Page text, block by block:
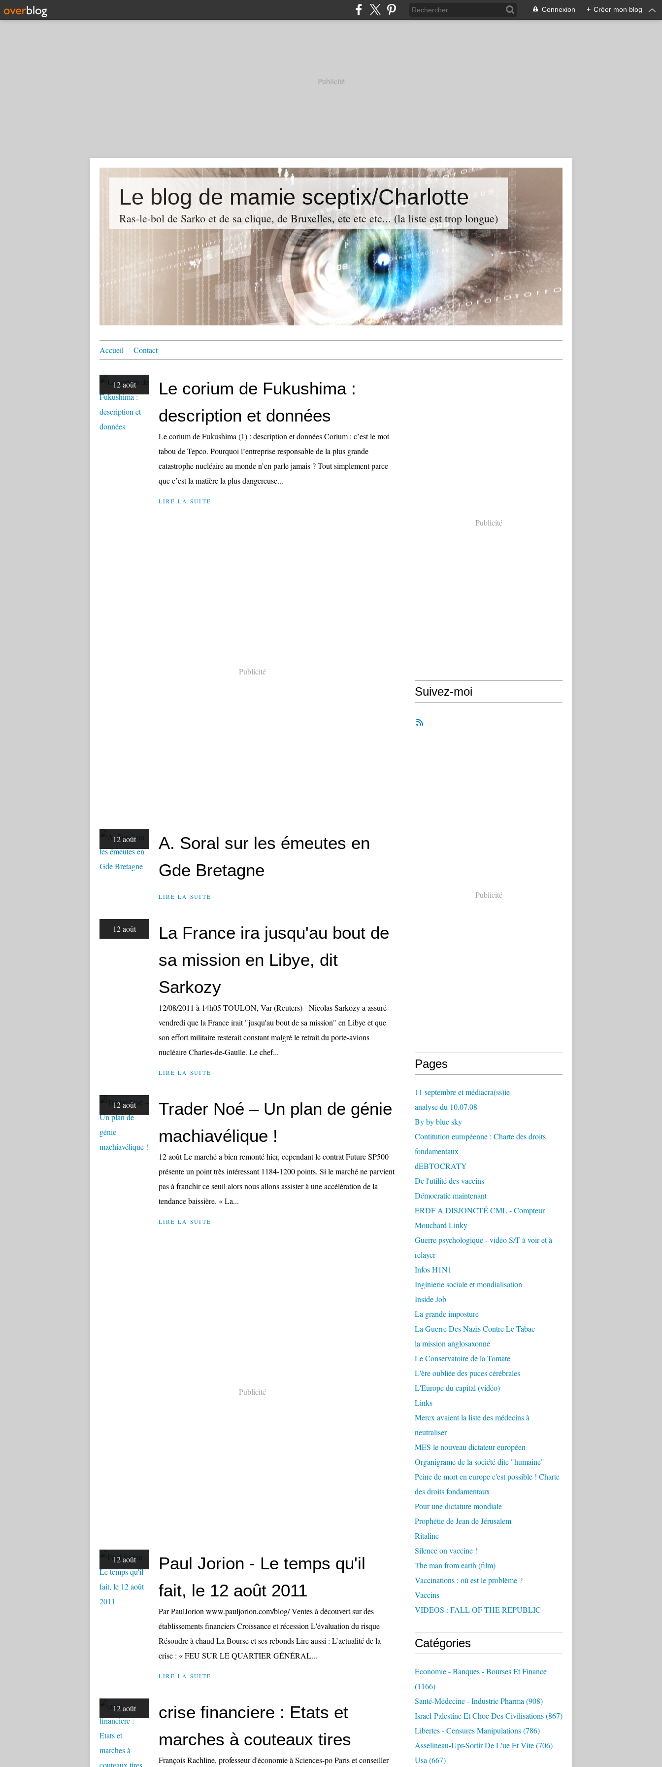
Connexion + Créer mon blog
Publicité
Le blog de mamie sceptix/Charlotte
Ras-le-bol de Sarko et de sa clique, de Bruxelles, etc etc etc... (la liste est trop longue)
Accueil Contact
12 août
Le corium de Fukushima :
description et données
Le corium de Fukushima (1) : description et données Corium : c’est le mot
tabou de Tepco. Pourquoi l’entreprise responsable de la plus grande
catastrophe nucléaire au monde n’en parle jamais ? Tout simplement parce
que c’est la matière la plus dangereuse...
LIRE LA SUITE
Publicité
12 août
A. Soral sur les émeutes en
Gde Bretagne
LIRE LA SUITE
12 août
La France ira jusqu'au bout de
sa mission en Libye, dit
Sarkozy
12/08/2011 à 14h05 TOULON, Var (Reuters) - Nicolas Sarkozy a assuré
vendredi que la France irait "jusqu'au bout de sa mission" en Libye et que
son effort militaire resterait constant malgré le retrait du porte-avions
nucléaire Charles-de-Gaulle. Le chef...
LIRE LA SUITE
12 août
Trader Noé – Un plan de génie
machiavélique !
12 août Le marché a bien remonté hier, cependant le contrat Future SP500
présente un point très intéressant 1184-1200 points. Si le marché ne parvient
pas à franchir ce seuil alors nous allons assister à une accélération de la
tendance baissière. « La...
LIRE LA SUITE
Publicité
12 août
Paul Jorion - Le temps qu'il
fait, le 12 août 2011
Par PaulJorion www.pauljorion.com/blog/ Ventes à découvert sur des
établissements financiers Croissance et récession L'évaluation du risque
Résoudre à chaud La Bourse et ses rebonds Lire aussi : L’actualité de la
crise : « FEU SUR LE QUARTIER GÉNÉRAL...
LIRE LA SUITE
12 août
crise financiere : Etats et
marches à couteaux tires
François Rachline, professeur d'économie à Sciences-po Paris et conseiller
Publicité
Suivez-moi
Publicité
Pages
11 septembre et médiacra(ss)ie
analyse du 10.07.08
By by blue sky
Contitution européenne : Charte des droits
fondamentaux
dEBTOCRATY
De l'utilité des vaccins
Démocratie maintenant
ERDF A DISJONCTÉ CML - Compteur
Mouchard Linky
Guerre psychologique - vidéo S/T à voir et à
relayer
Infos H1N1
Inginierie sociale et mondialisation
Inside Job
La grande imposture
La Guerre Des Nazis Contre Le Tabac
la mission anglosaxonne
Le Conservatoire de la Tomate
L'ère oubliée des puces cérébrales
L'Europe du capital (vidéo)
Links
Mercx avaient la liste des médecins à
neutraliser
MES le nouveau dictateur européen
Organigrame de la société dite "humaine"
Peine de mort en europe c'est possible ! Charte
des droits fondamentaux
Pour une dictature mondiale
Prophétie de Jean de Jérusalem
Ritaline
Silence on vaccine !
The man from earth (film)
Vaccinations : où est le problème ?
Vaccins
VIDEOS : FALL OF THE REPUBLIC
Catégories
Economie - Banques - Bourses Et Finance
(1166)
Santé-Médecine - Industrie Pharma (908)
Israel-Palestine Et Choc Des Civilisations(867)
Libertes - Censures Manipulations(786)
Asselineau-Upr-Sortir De L'ue Et Vite(706)
Usa (667)